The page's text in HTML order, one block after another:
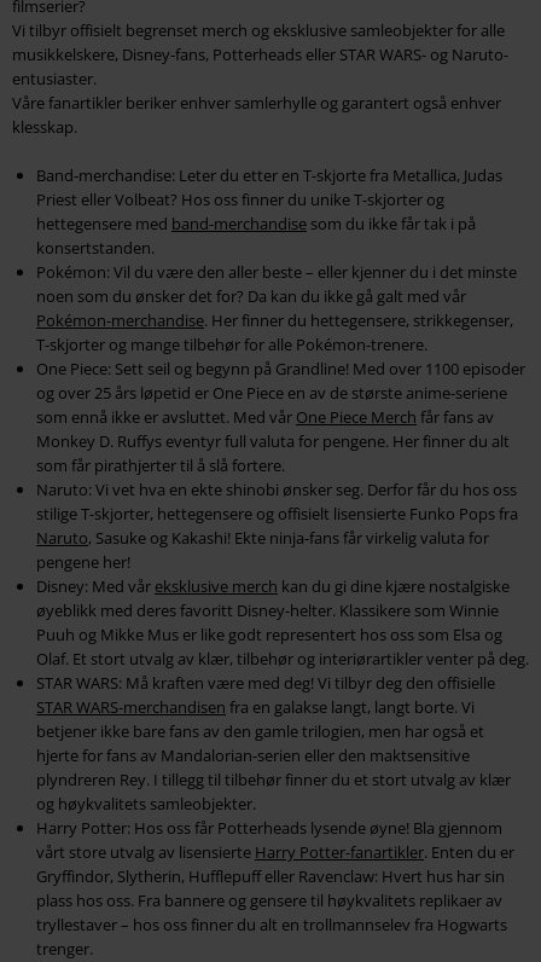
filmserier?
Vi tilbyr offisielt begrenset merch og eksklusive samleobjekter for alle
musikkelskere, Disney-fans, Potterheads eller STAR WARS- og Naruto-
entusiaster.
Våre fanartikler beriker enhver samlerhylle og garantert også enhver
klesskap.
Band-merchandise: Leter du etter en T-skjorte fra Metallica, Judas
Priest eller Volbeat? Hos oss finner du unike T-skjorter og
hettegensere med band-merchandise som du ikke får tak i på
konsertstanden.
Pokémon: Vil du være den aller beste – eller kjenner du i det minste
noen som du ønsker det for? Da kan du ikke gå galt med vår
Pokémon-merchandise. Her finner du hettegensere, strikkegenser,
T-skjorter og mange tilbehør for alle Pokémon-trenere.
One Piece: Sett seil og begynn på Grandline! Med over 1100 episoder
og over 25 års løpetid er One Piece en av de største anime-seriene
som ennå ikke er avsluttet. Med vår One Piece Merch får fans av
Monkey D. Ruffys eventyr full valuta for pengene. Her finner du alt
som får pirathjerter til å slå fortere.
Naruto: Vi vet hva en ekte shinobi ønsker seg. Derfor får du hos oss
stilige T-skjorter, hettegensere og offisielt lisensierte Funko Pops fra
Naruto, Sasuke og Kakashi! Ekte ninja-fans får virkelig valuta for
pengene her!
Disney: Med vår eksklusive merch kan du gi dine kjære nostalgiske
øyeblikk med deres favoritt Disney-helter. Klassikere som Winnie
Puuh og Mikke Mus er like godt representert hos oss som Elsa og
Olaf. Et stort utvalg av klær, tilbehør og interiørartikler venter på deg.
STAR WARS: Må kraften være med deg! Vi tilbyr deg den offisielle
STAR WARS-merchandisen fra en galakse langt, langt borte. Vi
betjener ikke bare fans av den gamle trilogien, men har også et
hjerte for fans av Mandalorian-serien eller den maktsensitive
plyndreren Rey. I tillegg til tilbehør finner du et stort utvalg av klær
og høykvalitets samleobjekter.
Harry Potter: Hos oss får Potterheads lysende øyne! Bla gjennom
vårt store utvalg av lisensierte Harry Potter-fanartikler. Enten du er
Gryffindor, Slytherin, Hufflepuff eller Ravenclaw: Hvert hus har sin
plass hos oss. Fra bannere og gensere til høykvalitets replikaer av
tryllestaver – hos oss finner du alt en trollmannselev fra Hogwarts
trenger.